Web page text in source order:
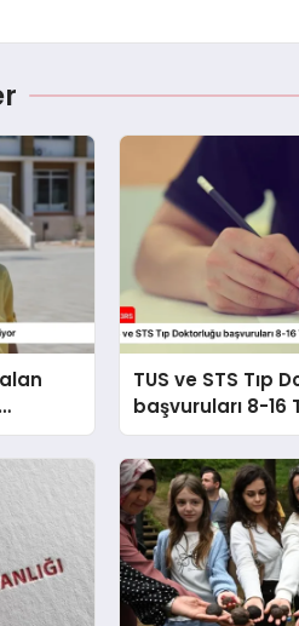
TUS ve STS Tıp
başvuruları 8-16
alınacak